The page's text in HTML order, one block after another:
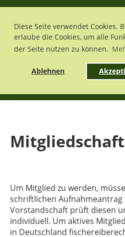
Diese Seite verwendet Cookies.
erlaube die Cookies, um alle
der Seite nutzen zu können.
Ablehnen
Menü
Mitgliedschaft
Um Mitglied zu werden,
schriftlichen Aufnahmeantrag
Vorstandschaft prüft diesen
individuell. Um aktives
in Deutschland